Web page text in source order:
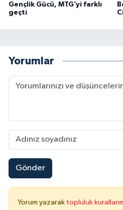
Gençlik Gücü, MTG’yi farklı
geçti
Yorumlar
Gönder
Yorum yazarak topluluk